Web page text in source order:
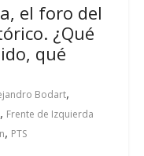
el foro del
¿Qué
qué
Bodart,
, Frente de Izquierda
, PTS